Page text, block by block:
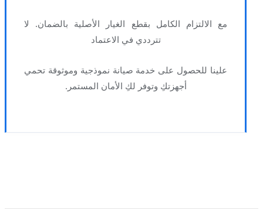
مع الالتزام الكامل بقطع الغيار الأصلية بالضمان. لا
تترددي في الاعتماد
علينا للحصول على خدمة صيانة نموذجية وموثوقة تحمي
أجهزتكِ وتوفر لكِ الأمان المستمر.